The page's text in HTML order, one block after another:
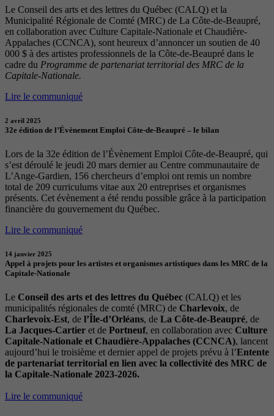
Le Conseil des arts et des lettres du Québec (CALQ) et la
Municipalité Régionale de Comté (MRC) de La Côte-de-Beaupré,
en collaboration avec Culture Capitale-Nationale et Chaudière-
Appalaches (CCNCA), sont heureux d’annoncer un soutien de 40
000 $ à des artistes professionnels de la Côte-de-Beaupré dans le
cadre du Programme de partenariat territorial des MRC de la
Capitale-Nationale.
Lire le communiqué
2 avril 2025
32e édition de l’Évènement Emploi Côte-de-Beaupré – le bilan
Lors de la 32e édition de l’Évènement Emploi Côte-de-Beaupré, qui
s’est déroulé le jeudi 20 mars dernier au Centre communautaire de
L’Ange-Gardien, 156 chercheurs d’emploi ont remis un nombre
total de 209 curriculums vitae aux 20 entreprises et organismes
présents. Cet évènement a été rendu possible grâce à la participation
financière du gouvernement du Québec.
Lire le communiqué
14 janvier 2025
Appel à projets pour les artistes et organismes artistiques dans les MRC de la
Capitale-Nationale
Le Conseil des arts et des lettres du Québec (CALQ) et les
municipalités régionales de comté (MRC) de Charlevoix, de
Charlevoix-Est, de l’Île-d’Orléans, de La Côte-de-Beaupré, de
La Jacques-Cartier et de Portneuf, en collaboration avec Culture
Capitale-Nationale et Chaudière-Appalaches (CCNCA), lancent
aujourd’hui le troisième et dernier appel de projets prévu à l’Entente
de partenariat territorial en lien avec la collectivité des MRC de
la Capitale-Nationale 2023-2026.
Lire le communiqué